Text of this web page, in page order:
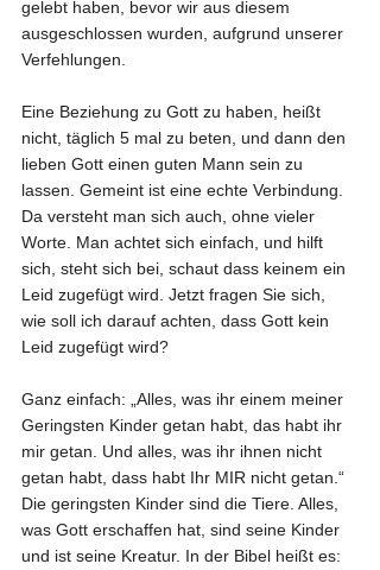
gelebt haben, bevor wir aus diesem
ausgeschlossen wurden, aufgrund unserer
Verfehlungen.
Eine Beziehung zu Gott zu haben, heißt
nicht, täglich 5 mal zu beten, und dann den
lieben Gott einen guten Mann sein zu
lassen. Gemeint ist eine echte Verbindung.
Da versteht man sich auch, ohne vieler
Worte. Man achtet sich einfach, und hilft
sich, steht sich bei, schaut dass keinem ein
Leid zugefügt wird. Jetzt fragen Sie sich,
wie soll ich darauf achten, dass Gott kein
Leid zugefügt wird?
Ganz einfach: „Alles, was ihr einem meiner
Geringsten Kinder getan habt, das habt ihr
mir getan. Und alles, was ihr ihnen nicht
getan habt, dass habt Ihr MIR nicht getan.“
Die geringsten Kinder sind die Tiere. Alles,
was Gott erschaffen hat, sind seine Kinder
und ist seine Kreatur. In der Bibel heißt es: